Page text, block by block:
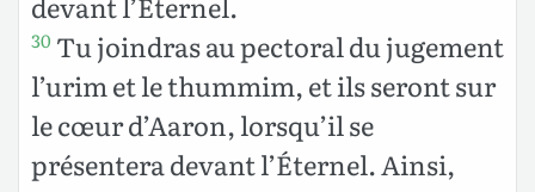
30 Tu joindras au pectoral du jugement
l’urim et le thummim, et ils seront sur
le cœur d’Aaron, lorsqu’il se
présentera devant l’Éternel. Ainsi,